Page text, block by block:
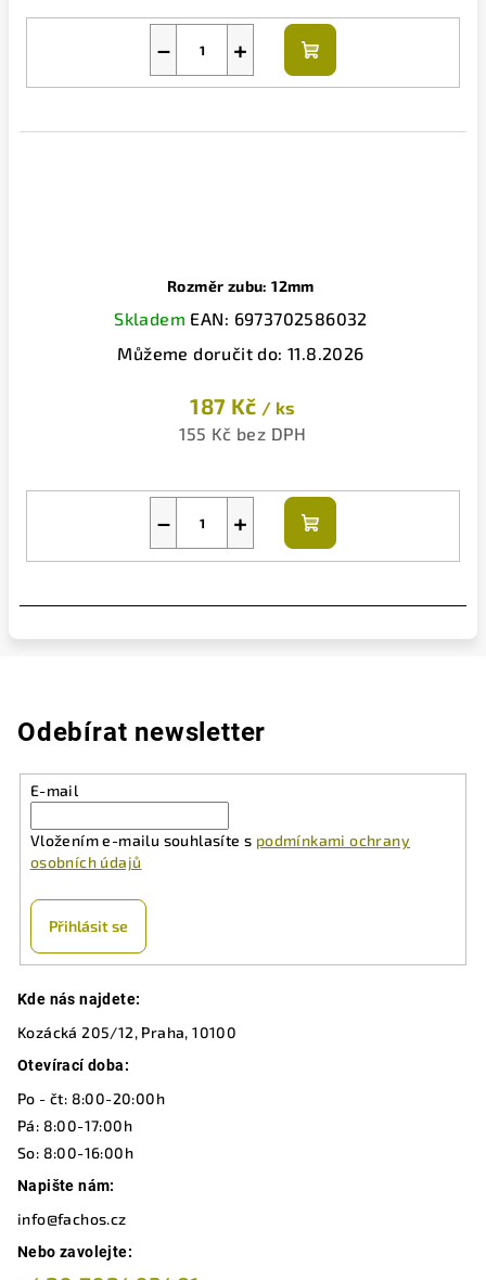
+
−
Do
košíku
Rozměr zubu: 12mm
Skladem EAN: 6973702586032
Můžeme doručit do: 11.8.2026
187 Kč / ks
155 Kč bez DPH
+
−
Do
košíku
Odebírat newsletter
E-mail
Vložením e-mailu souhlasíte s podmínkami ochrany
osobních údajů
Přihlásit se
Kde nás najdete:
Kozácká 205/12, Praha, 10100
Otevírací doba:
Po - čt: 8:00-20:00h
Pá: 8:00-17:00h
So: 8:00-16:00h
Napište nám:
info@fachos.cz
Nebo zavolejte: